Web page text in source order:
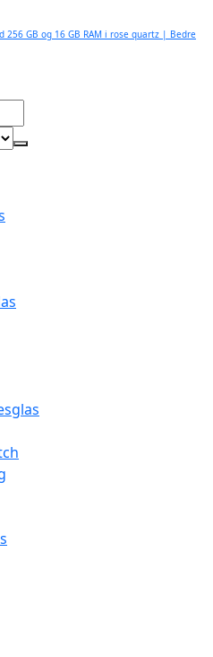
256 GB og 16 GB RAM i rose quartz | Bedre